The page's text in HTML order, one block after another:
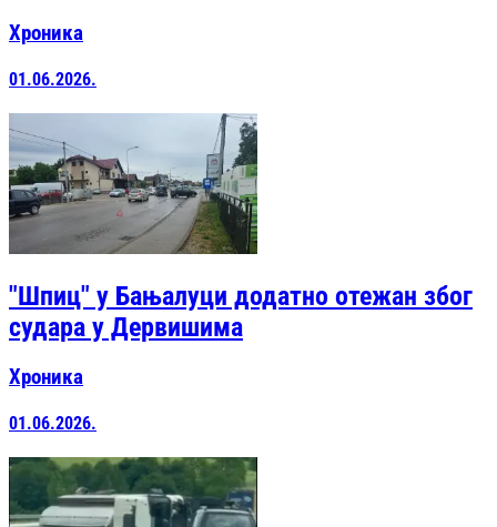
Хроника
01.06.2026.
"Шпиц" у Бањалуци додатно отежан због
судара у Дервишима
Хроника
01.06.2026.